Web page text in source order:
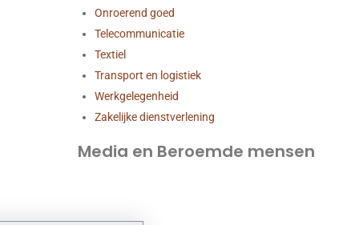
Onroerend goed
Telecommunicatie
Textiel
Transport en logistiek
Werkgelegenheid
Zakelijke dienstverlening
Media en Beroemde mensen